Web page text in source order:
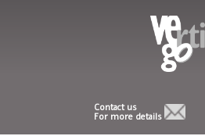
Contact us
For more details